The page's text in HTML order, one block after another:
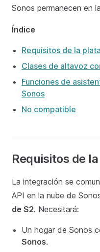
Sonos permanecen en
Índice
Requisitos de la
Clases de altavoz
Funciones de
Sonos
No compatible
Requisitos de
La integración se
API en la nube de
de S2. Necesitará:
Un hogar de Sonos
Sonos.